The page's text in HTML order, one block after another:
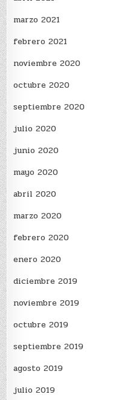
marzo 2021
febrero 2021
noviembre 2020
octubre 2020
septiembre 2020
julio 2020
junio 2020
mayo 2020
abril 2020
marzo 2020
febrero 2020
enero 2020
diciembre 2019
noviembre 2019
octubre 2019
septiembre 2019
agosto 2019
julio 2019